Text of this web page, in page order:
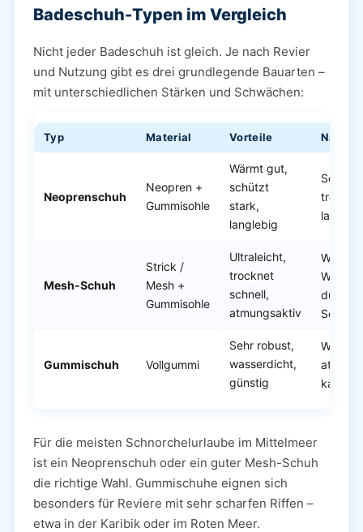
Badeschuh-Typen im Vergleich
Nicht jeder Badeschuh ist gleich. Je nach Revier
und Nutzung gibt es drei grundlegende Bauarten –
mit unterschiedlichen Stärken und Schwächen:
Typ Material Vorteile
Neoprenschuh
Neopren +
Gummisohle
Wärmt gut,
schützt
stark,
langlebig
Mesh-Schuh
Strick /
Mesh +
Gummisohle
Ultraleicht,
trocknet
schnell,
atmungsaktiv
Weniger
Sohle
Gummischuh Vollgummi
Sehr robust,
wasserdicht,
günstig
Wenig
kann
Für die meisten Schnorchelurlaube im Mittelmeer
ist ein Neoprenschuh oder ein guter Mesh-Schuh
die richtige Wahl. Gummischuhe eignen sich
besonders für Reviere mit sehr scharfen Riffen –
etwa in der Karibik oder im Roten Meer.